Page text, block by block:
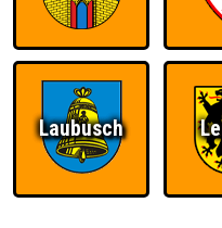
Laubusch